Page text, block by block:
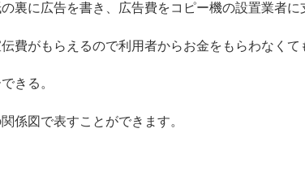
裏に広告を書き、広告費をコピー機の設置業者に
費がもらえるので利用者からお金をもらわなくて
きる。
係図で表すことができます。